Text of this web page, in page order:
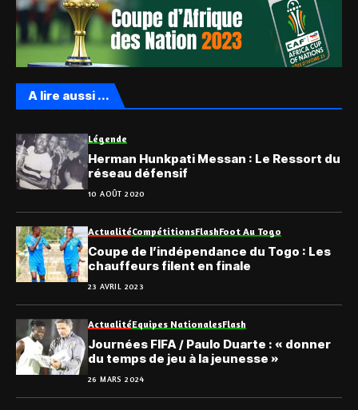
A lire aussi ...
Légende
Herman Hunkpati Messan : Le Ressort du
réseau défensif
10 AOÛT 2020
ActualitéCompétitionsFlashFoot Au Togo
Coupe de l’indépendance du Togo : Les
chauffeurs filent en finale
23 AVRIL 2023
ActualitéEquipes NationalesFlash
Journées FIFA / Paulo Duarte : « donner
du temps de jeu à la jeunesse »
26 MARS 2024